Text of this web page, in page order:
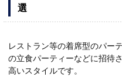
選
レストラン等の着席型のパー
の立食パーティーなどに招待
高いスタイルです。